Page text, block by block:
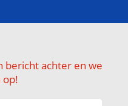
bericht achter en we
op!